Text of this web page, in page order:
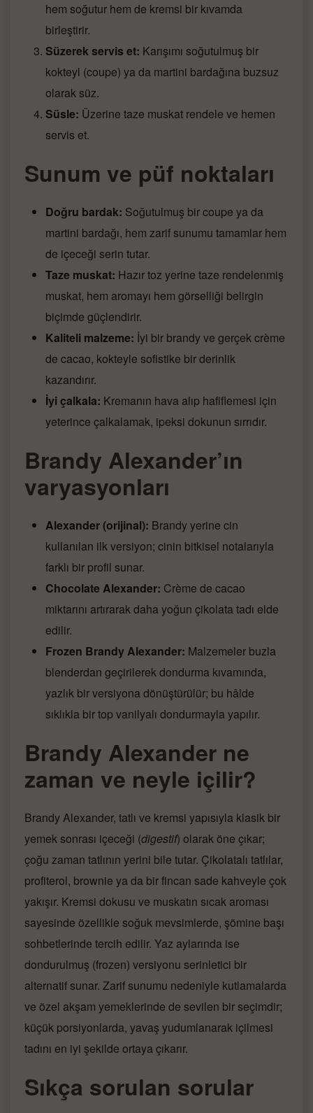
hem soğutur hem de kremsi bir kıvamda
birleştirir.
Süzerek servis et: Karışımı soğutulmuş bir
kokteyl (coupe) ya da martini bardağına buzsuz
olarak süz.
Süsle: Üzerine taze muskat rendele ve hemen
servis et.
Sunum ve püf noktaları
Doğru bardak: Soğutulmuş bir coupe ya da
martini bardağı, hem zarif sunumu tamamlar hem
de içeceği serin tutar.
Taze muskat: Hazır toz yerine taze rendelenmiş
muskat, hem aromayı hem görselliği belirgin
biçimde güçlendirir.
Kaliteli malzeme: İyi bir brandy ve gerçek crème
de cacao, kokteyle sofistike bir derinlik
kazandırır.
İyi çalkala: Kremanın hava alıp hafiflemesi için
yeterince çalkalamak, ipeksi dokunun sırrıdır.
Brandy Alexander’ın
varyasyonları
Alexander (orijinal): Brandy yerine cin
kullanılan ilk versiyon; cinin bitkisel notalarıyla
farklı bir profil sunar.
Chocolate Alexander: Crème de cacao
miktarını artırarak daha yoğun çikolata tadı elde
edilir.
Frozen Brandy Alexander: Malzemeler buzla
blenderdan geçirilerek dondurma kıvamında,
yazlık bir versiyona dönüştürülür; bu hâlde
sıklıkla bir top vanilyalı dondurmayla yapılır.
Brandy Alexander ne
zaman ve neyle içilir?
Brandy Alexander, tatlı ve kremsi yapısıyla klasik bir
yemek sonrası içeceği (digestif) olarak öne çıkar;
çoğu zaman tatlının yerini bile tutar. Çikolatalı tatlılar,
profiterol, brownie ya da bir fincan sade kahveyle çok
yakışır. Kremsi dokusu ve muskatın sıcak aroması
sayesinde özellikle soğuk mevsimlerde, şömine başı
sohbetlerinde tercih edilir. Yaz aylarında ise
dondurulmuş (frozen) versiyonu serinletici bir
alternatif sunar. Zarif sunumu nedeniyle kutlamalarda
ve özel akşam yemeklerinde de sevilen bir seçimdir;
küçük porsiyonlarda, yavaş yudumlanarak içilmesi
tadını en iyi şekilde ortaya çıkarır.
Sıkça sorulan sorular